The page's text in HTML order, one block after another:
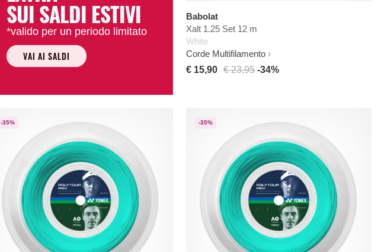
SUI SALDI ESTIVI
*valido per un periodo limitato
VAI AI SALDI
Babolat
Xalt 1.25 Set 12 m
White
Corde Multifilamento
€ 15,90
€ 23,95 -34%
-35% -35%